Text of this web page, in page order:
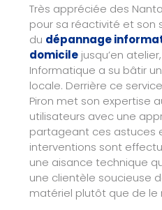
Très appréciée des
pour sa réactivité et son
du dépannage
domicile jusqu’en
Informatique a su bâtir
locale. Derrière ce
Piron met son expertise
utilisateurs avec une
partageant ces astuces
interventions sont
une aisance technique
une clientèle soucieuse
matériel plutôt que de le